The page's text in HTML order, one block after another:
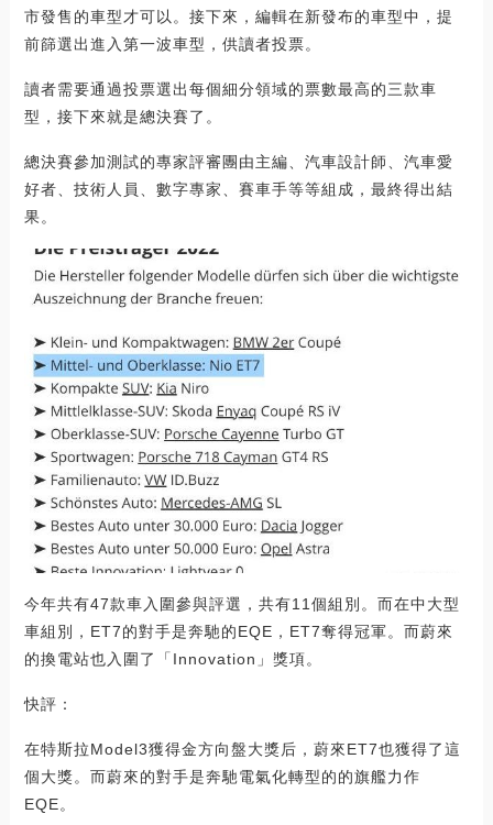
市發售的車型才可以。接下來，編輯在新發布的車型中，提
前篩選出進入第一波車型，供讀者投票。
讀者需要通過投票選出每個細分領域的票數最高的三款車
型，接下來就是總決賽了。
總決賽參加測試的專家評審團由主編、汽車設計師、汽車愛
好者、技術人員、數字專家、賽車手等等組成，最終得出結
果。
今年共有47款車入圍參與評選，共有11個組別。而在中大型
車組別，ET7的對手是奔馳的EQE，ET7奪得冠軍。而蔚來
的換電站也入圍了「Innovation」獎項。
快評：
在特斯拉Model3獲得金方向盤大獎后，蔚來ET7也獲得了這
個大獎。而蔚來的對手是奔馳電氣化轉型的的旗艦力作
EQE。